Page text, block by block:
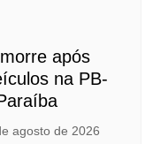
após
na PB-
agosto de 2026